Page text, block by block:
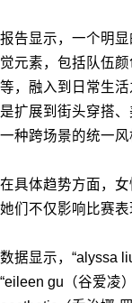
报告显示，一个明
觉元素，包括队伍
等，融入到日常生
是扩展到街头穿搭
一种跨场景的统一风
在具体趋势方面，
她们不仅影响比赛
数据显示，“alyssa
“eileen gu（谷爱凌